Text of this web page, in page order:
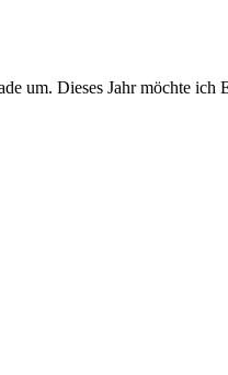
um. Dieses Jahr möchte